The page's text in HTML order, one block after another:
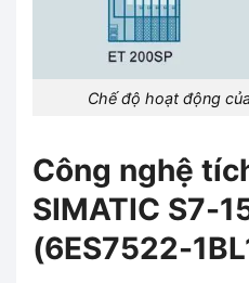
Chế độ hoạt động
Công nghệ
SIMATIC S7-
(6ES7522-